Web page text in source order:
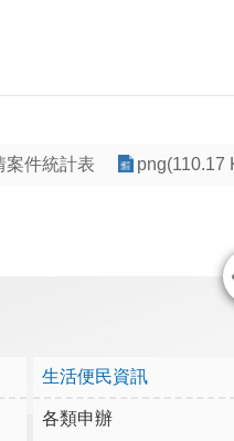
案件統計表 png(110.17
生活便民資訊
各類申辦